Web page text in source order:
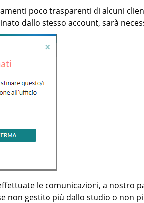
poco trasparenti di alcuni
dallo stesso account, sarà
le comunicazioni, a nostro
non gestito più dallo studio o non